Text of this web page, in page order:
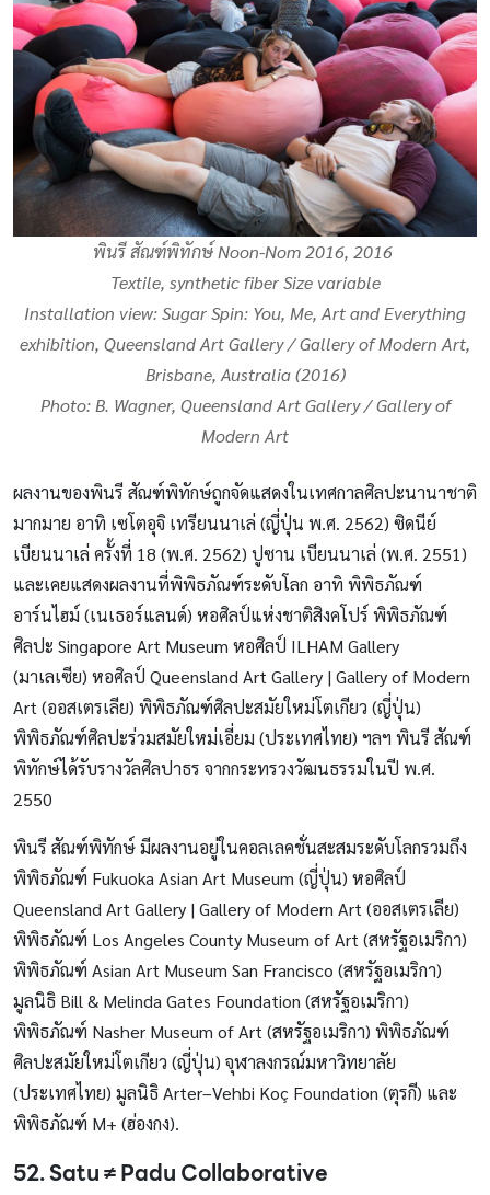
พินรี สัณฑ์พิทักษ์Noon-Nom 2016, 2016
Textile, synthetic fiber Size variable
Installation view: Sugar Spin: You, Me, Art and Everything
exhibition, Queensland Art Gallery / Gallery of Modern Art,
Brisbane, Australia (2016)
Photo: B. Wagner, Queensland Art Gallery / Gallery of
Modern Art
ผลงานของพินรี สัณฑ์พิทักษ์ถูกจัดแสดงในเทศกาลศิลปะนานาชาติ
มากมาย อาทิ เซโตอุจิ เทรียนนาเล่ (ญี่ปุ่น พ.ศ. 2562) ซิดนีย์
เบียนนาเล่ ครั้งที่ 18 (พ.ศ. 2562) ปูซาน เบียนนาเล่ (พ.ศ. 2551)
และเคยแสดงผลงานที่พิพิธภัณฑ์ระดับโลก อาทิ พิพิธภัณฑ์
อาร์นไฮม์ (เนเธอร์แลนด์) หอศิลป์แห่งชาติสิงคโปร์ พิพิธภัณฑ์
ศิลปะ Singapore Art Museum หอศิลป์ ILHAM Gallery
(มาเลเซีย) หอศิลป์ Queensland Art Gallery | Gallery of Modern
Art (ออสเตรเลีย) พิพิธภัณฑ์ศิลปะสมัยใหม่โตเกียว (ญี่ปุ่น)
พิพิธภัณฑ์ศิลปะร่วมสมัยใหม่เอี่ยม (ประเทศไทย) ฯลฯ พินรี สัณฑ์
พิทักษ์ได้รับรางวัลศิลปาธร จากกระทรวงวัฒนธรรมในปี พ.ศ.
2550
พินรี สัณฑ์พิทักษ์ มีผลงานอยู่ในคอลเลคชั่นสะสมระดับโลกรวมถึง
พิพิธภัณฑ์ Fukuoka Asian Art Museum (ญี่ปุ่น) หอศิลป์
Queensland Art Gallery | Gallery of Modern Art (ออสเตรเลีย)
พิพิธภัณฑ์ Los Angeles County Museum of Art (สหรัฐอเมริกา)
พิพิธภัณฑ์ Asian Art Museum San Francisco (สหรัฐอเมริกา)
มูลนิธิ Bill & Melinda Gates Foundation (สหรัฐอเมริกา)
พิพิธภัณฑ์ Nasher Museum of Art (สหรัฐอเมริกา) พิพิธภัณฑ์
ศิลปะสมัยใหม่โตเกียว (ญี่ปุ่น) จุฬาลงกรณ์มหาวิทยาลัย
(ประเทศไทย) มูลนิธิ Arter–Vehbi Koç Foundation (ตุรกี) และ
พิพิธภัณฑ์ M+ (ฮ่องกง).
52. Satu ≠ Padu Collaborative